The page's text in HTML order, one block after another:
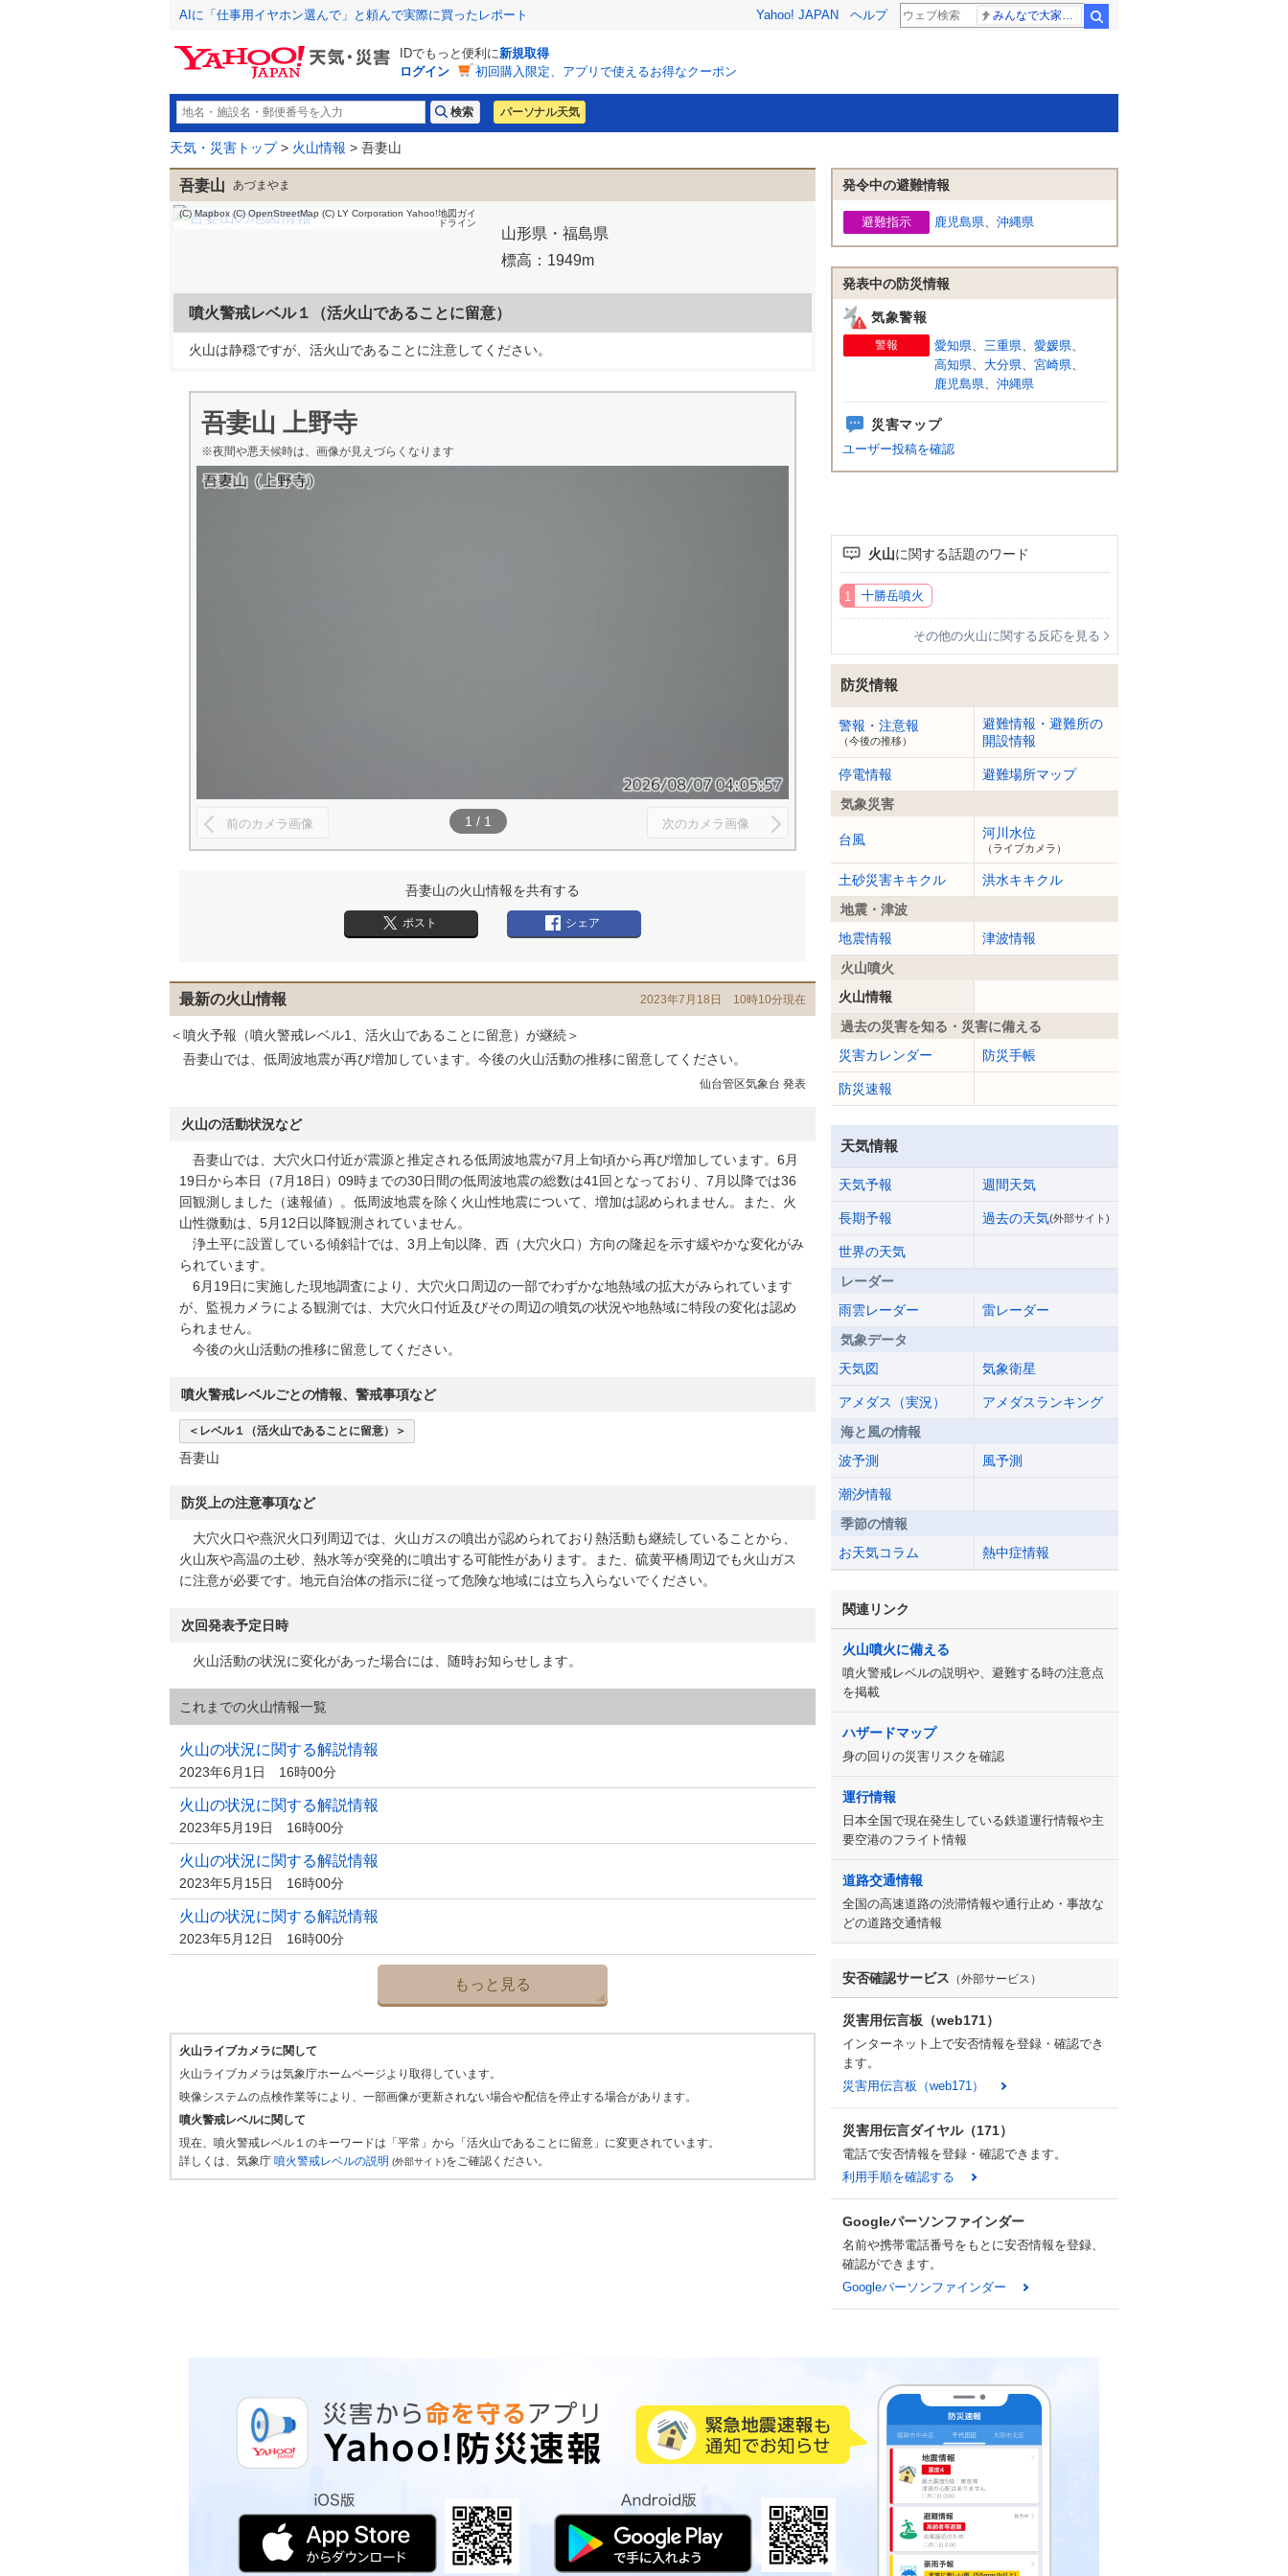
AIに「仕事用イヤホン選んで」と頼んで実際に買ったレポート Yahoo! JAPAN ヘルプ
IDでもっと便利に新規取得
ログイン
初回購入限定、アプリで使えるお得なクーポン
パーソナル天気
天気・災害トップ> 火山情報 > 吾妻山
吾妻山 あづまやま
(C) Mapbox (C) OpenStreetMap (C) LY Corporation Yahoo!地図ガイ
ドライン
山形県・福島県
標高：1949m
噴火警戒レベル１（活火山であることに留意）
火山は静穏ですが、活火山であることに注意してください。
吾妻山 上野寺
※夜間や悪天候時は、画像が見えづらくなります
1 / 1 次のカメラ画像
前のカメラ画像
吾妻山の火山情報を共有する
ポスト シェア
最新の火山情報 2023年7月18日 10時10分現在
＜噴火予報（噴火警戒レベル1、活火山であることに留意）が継続＞
吾妻山では、低周波地震が再び増加しています。今後の火山活動の推移に留意してください。
仙台管区気象台 発表
火山の活動状況など
吾妻山では、大穴火口付近が震源と推定される低周波地震が7月上旬頃から再び増加しています。6月
19日から本日（7月18日）09時までの30日間の低周波地震の総数は41回となっており、7月以降では36
回観測しました（速報値）。低周波地震を除く火山性地震について、増加は認められません。また、火
山性微動は、5月12日以降観測されていません。
浄土平に設置している傾斜計では、3月上旬以降、西（大穴火口）方向の隆起を示す緩やかな変化がみ
られています。
6月19日に実施した現地調査により、大穴火口周辺の一部でわずかな地熱域の拡大がみられています
が、監視カメラによる観測では、大穴火口付近及びその周辺の噴気の状況や地熱域に特段の変化は認め
られません。
今後の火山活動の推移に留意してください。
噴火警戒レベルごとの情報、警戒事項など
＜レベル１（活火山であることに留意）＞
吾妻山
防災上の注意事項など
大穴火口や燕沢火口列周辺では、火山ガスの噴出が認められており熱活動も継続していることから、
火山灰や高温の土砂、熱水等が突発的に噴出する可能性があります。また、硫黄平橋周辺でも火山ガス
に注意が必要です。地元自治体の指示に従って危険な地域には立ち入らないでください。
次回発表予定日時
火山活動の状況に変化があった場合には、随時お知らせします。
これまでの火山情報一覧
火山の状況に関する解説情報
2023年6月1日 16時00分
火山の状況に関する解説情報
2023年5月19日 16時00分
火山の状況に関する解説情報
2023年5月15日 16時00分
火山の状況に関する解説情報
2023年5月12日 16時00分
もっと見る
火山ライブカメラに関して
火山ライブカメラは気象庁ホームページより取得しています。
映像システムの点検作業等により、一部画像が更新されない場合や配信を停止する場合があります。
噴火警戒レベルに関して
現在、噴火警戒レベル１のキーワードは「平常」から「活火山であることに留意」に変更されています。
詳しくは、気象庁 噴火警戒レベルの説明 (外部サイト)をご確認ください。
発令中の避難情報
避難指示 鹿児島県、 沖縄県
発表中の防災情報
気象警報
警報 愛知県、 三重県、 愛媛県、
高知県、 大分県、 宮崎県、
鹿児島県、 沖縄県
災害マップ
ユーザー投稿を確認
火山に関する話題のワード
十勝岳噴火
その他の火山に関する反応を見る
防災情報
警報・注意報
（今後の推移）
避難情報・避難所の
開設情報
停電情報
避難場所マップ
気象災害
台風 河川水位
（ライブカメラ）
土砂災害キキクル
洪水キキクル
地震・津波
地震情報
津波情報
火山噴火
火山情報
過去の災害を知る・災害に備える
災害カレンダー
防災手帳
防災速報
天気情報
天気予報 週間天気
長期予報 過去の天気(外部サイト)
世界の天気
レーダー
雨雲レーダー
雷レーダー
気象データ
天気図
気象衛星
アメダス（実況）
アメダスランキング
海と風の情報
波予測
風予測
潮汐情報
季節の情報
お天気コラム
熱中症情報
関連リンク
火山噴火に備える
噴火警戒レベルの説明や、避難する時の注意点
を掲載
ハザードマップ
身の回りの災害リスクを確認
運行情報
日本全国で現在発生している鉄道運行情報や主
要空港のフライト情報
道路交通情報
全国の高速道路の渋滞情報や通行止め・事故な
どの道路交通情報
安否確認サービス （外部サービス）
災害用伝言板（web171）
インターネット上で安否情報を登録・確認でき
ます。
災害用伝言板（web171）
災害用伝言ダイヤル（171）
電話で安否情報を登録・確認できます。
利用手順を確認する
Googleパーソンファインダー
名前や携帯電話番号をもとに安否情報を登録、
確認ができます。
Googleパーソンファインダー